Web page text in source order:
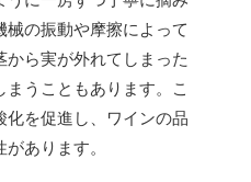
の振動や摩擦によって
ら実が外れてしまった
うこともあります。こ
を促進し、ワインの品
あります。